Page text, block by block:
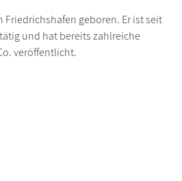
Friedrichshafen geboren. Er ist seit
und hat bereits zahlreiche
veröffentlicht.